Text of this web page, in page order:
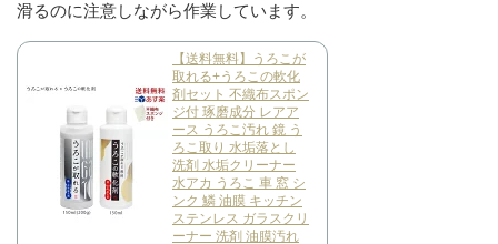
滑るのに注意しながら作業しています。
【送料無料】うろこが
取れる+うろこの軟化
剤セット 不織布スポン
ジ付 琢磨成分 レアア
ース うろこ汚れ 鏡 う
ろこ取り 水垢落とし
洗剤 水垢クリーナー
水アカ うろこ 車 窓 シ
ンク 鱗 油膜 キッチン
ステンレス ガラスクリ
ーナー 洗剤 油膜汚れ